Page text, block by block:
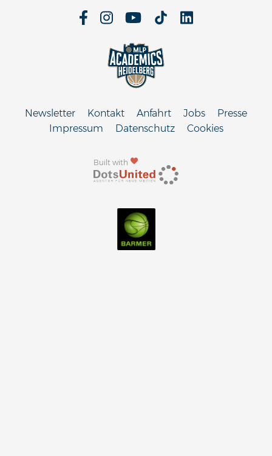
Built with
Newsletter Kontakt Anfahrt Jobs
Presse
Impressum
Datenschutz Cookies